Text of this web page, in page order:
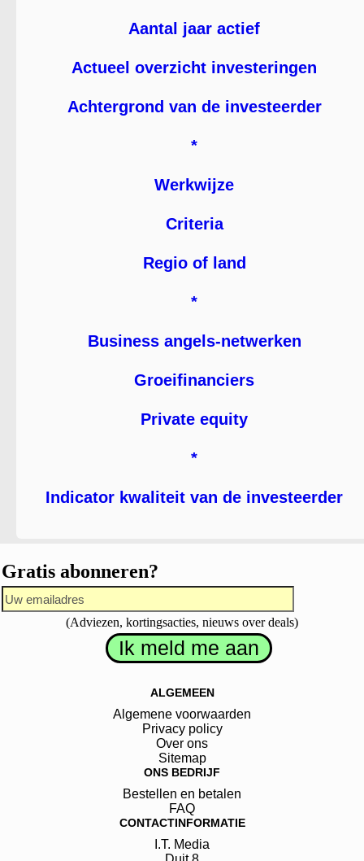
Aantal jaar actief
Actueel overzicht investeringen
Achtergrond van de investeerder
*
Werkwijze
Criteria
Regio of land
*
Business angels-netwerken
Groeifinanciers
Private equity
*
Indicator kwaliteit van de investeerder
Gratis abonneren?
(Adviezen, kortingsacties, nieuws over deals)
ALGEMEEN
Algemene voorwaarden
Privacy policy
Over ons
Sitemap
ONS BEDRIJF
Bestellen en betalen
FAQ
CONTACTINFORMATIE
I.T. Media